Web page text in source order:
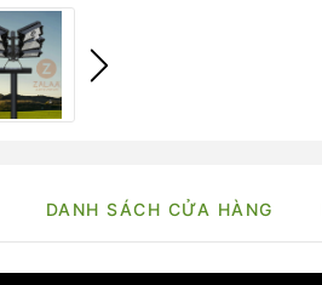
DANH SÁCH CỬA HÀNG